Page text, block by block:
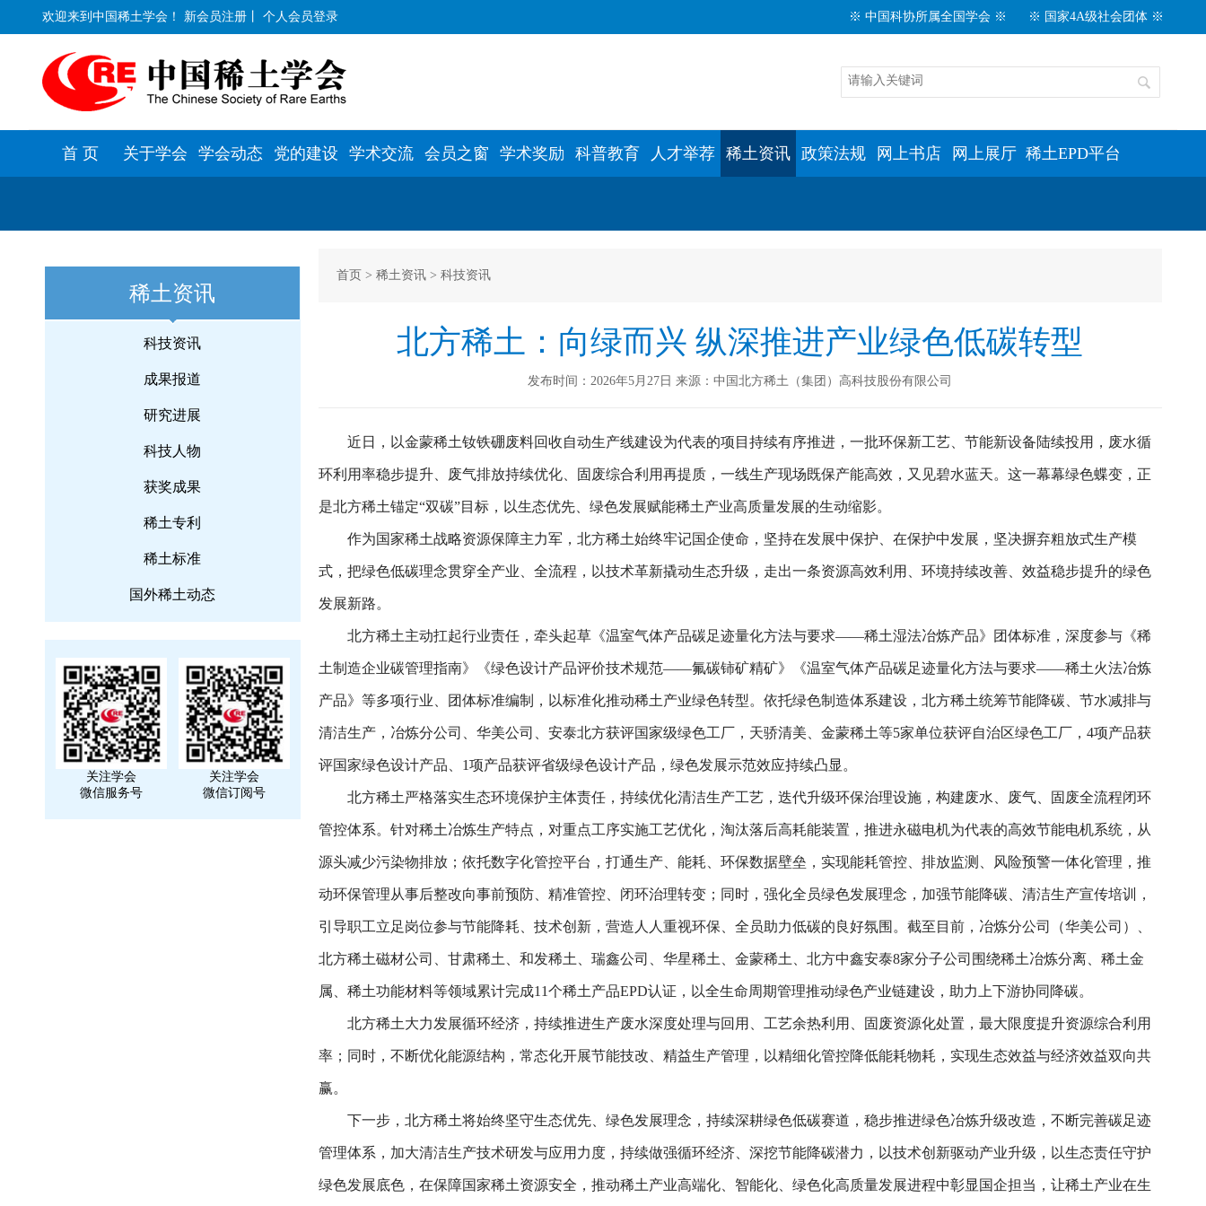
欢迎来到中国稀土学会！ 新会员注册 个人会员登录 ※ 中国科协所属全国学会 ※ ※ 国家4A级社会团体 ※
首 页 关于学会 学会动态 党的建设 学术交流 会员之窗 学术奖励 科普教育 人才举荐 稀土资讯 政策法规 网上书店 网上展厅 稀土EPD平台
稀土资讯
科技资讯
成果报道
研究进展
科技人物
获奖成果
稀土专利
稀土标准
国外稀土动态
关注学会
微信服务号
关注学会
微信订阅号
首页 > 稀土资讯> 科技资讯
北方稀土：向绿而兴 纵深推进产业绿色低碳转型
发布时间：2026年5月27日 来源：中国北方稀土（集团）高科技股份有限公司
近日，以金蒙稀土钕铁硼废料回收自动生产线建设为代表的项目持续有序推进，一批环保新工艺、节能新设备陆续投用，废水循
环利用率稳步提升、废气排放持续优化、固废综合利用再提质，一线生产现场既保产能高效，又见碧水蓝天。这一幕幕绿色蝶变，正
是北方稀土锚定“双碳”目标，以生态优先、绿色发展赋能稀土产业高质量发展的生动缩影。
作为国家稀土战略资源保障主力军，北方稀土始终牢记国企使命，坚持在发展中保护、在保护中发展，坚决摒弃粗放式生产模
式，把绿色低碳理念贯穿全产业、全流程，以技术革新撬动生态升级，走出一条资源高效利用、环境持续改善、效益稳步提升的绿色
发展新路。
北方稀土主动扛起行业责任，牵头起草《温室气体产品碳足迹量化方法与要求——稀土湿法冶炼产品》团体标准，深度参与《稀
土制造企业碳管理指南》《绿色设计产品评价技术规范——氟碳铈矿精矿》《温室气体产品碳足迹量化方法与要求——稀土火法冶炼
产品》等多项行业、团体标准编制，以标准化推动稀土产业绿色转型。依托绿色制造体系建设，北方稀土统筹节能降碳、节水减排与
清洁生产，冶炼分公司、华美公司、安泰北方获评国家级绿色工厂，天骄清美、金蒙稀土等5家单位获评自治区绿色工厂，4项产品获
评国家绿色设计产品、1项产品获评省级绿色设计产品，绿色发展示范效应持续凸显。
北方稀土严格落实生态环境保护主体责任，持续优化清洁生产工艺，迭代升级环保治理设施，构建废水、废气、固废全流程闭环
管控体系。针对稀土冶炼生产特点，对重点工序实施工艺优化，淘汰落后高耗能装置，推进永磁电机为代表的高效节能电机系统，从
源头减少污染物排放；依托数字化管控平台，打通生产、能耗、环保数据壁垒，实现能耗管控、排放监测、风险预警一体化管理，推
动环保管理从事后整改向事前预防、精准管控、闭环治理转变；同时，强化全员绿色发展理念，加强节能降碳、清洁生产宣传培训，
引导职工立足岗位参与节能降耗、技术创新，营造人人重视环保、全员助力低碳的良好氛围。截至目前，冶炼分公司（华美公司）、
北方稀土磁材公司、甘肃稀土、和发稀土、瑞鑫公司、华星稀土、金蒙稀土、北方中鑫安泰8家分子公司围绕稀土冶炼分离、稀土金
属、稀土功能材料等领域累计完成11个稀土产品EPD认证，以全生命周期管理推动绿色产业链建设，助力上下游协同降碳。
北方稀土大力发展循环经济，持续推进生产废水深度处理与回用、工艺余热利用、固废资源化处置，最大限度提升资源综合利用
率；同时，不断优化能源结构，常态化开展节能技改、精益生产管理，以精细化管控降低能耗物耗，实现生态效益与经济效益双向共
赢。
下一步，北方稀土将始终坚守生态优先、绿色发展理念，持续深耕绿色低碳赛道，稳步推进绿色冶炼升级改造，不断完善碳足迹
管理体系，加大清洁生产技术研发与应用力度，持续做强循环经济、深挖节能降碳潜力，以技术创新驱动产业升级，以生态责任守护
绿色发展底色，在保障国家稀土资源安全，推动稀土产业高端化、智能化、绿色化高质量发展进程中彰显国企担当，让稀土产业在生